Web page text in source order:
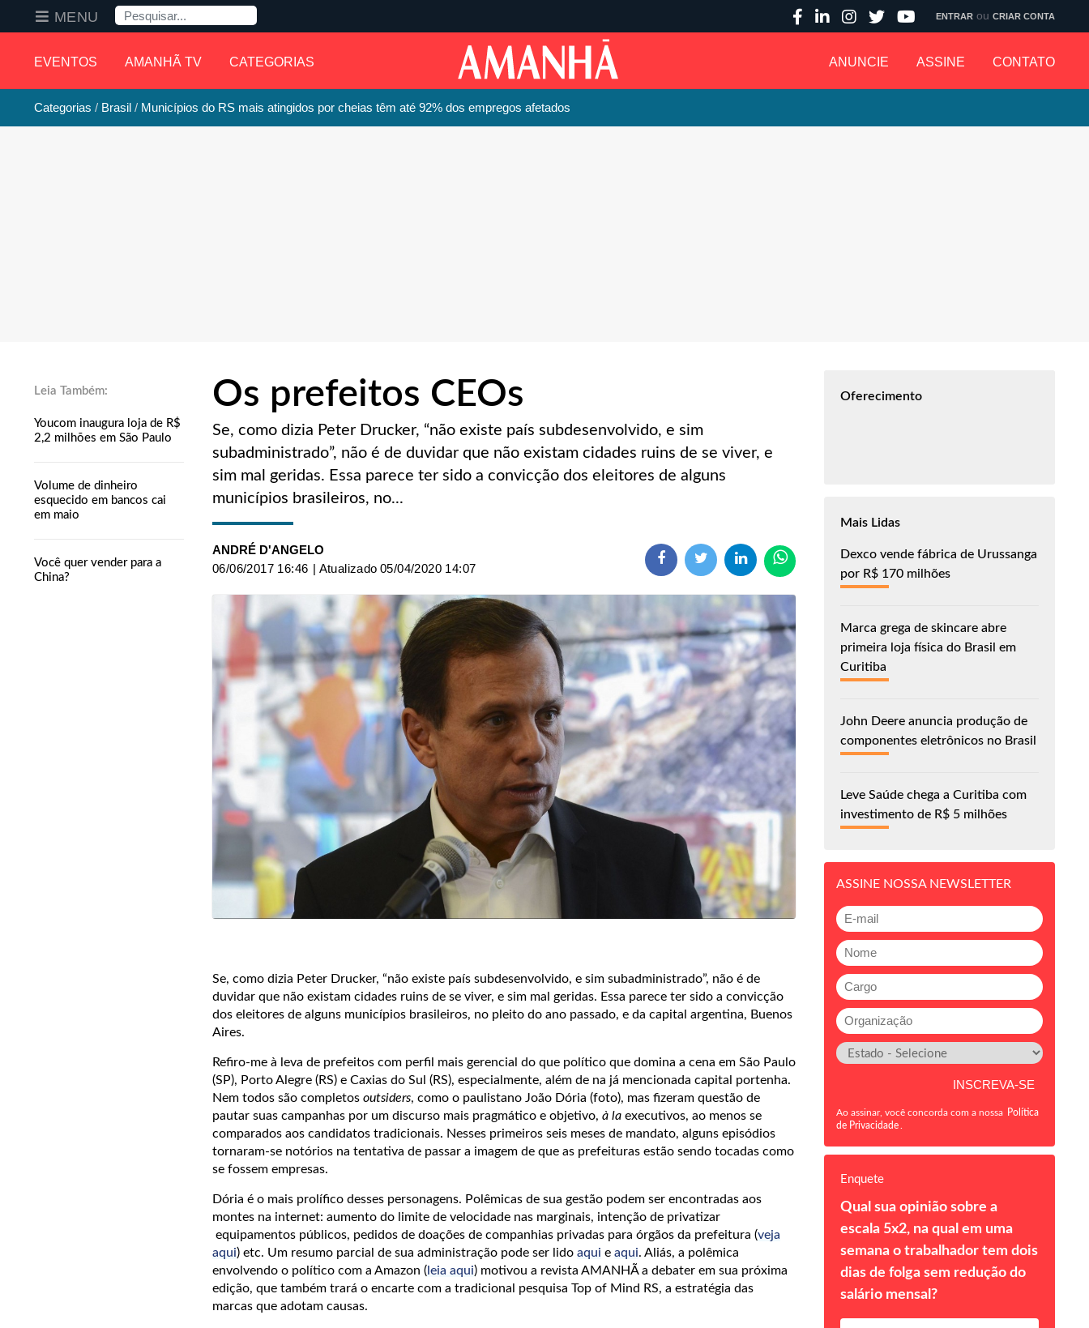
EVENTOS AMANHÃ TV CATEGORIAS ANUNCIE ASSINE CONTATO
MENU Pesquisa ENTRAR ou CRIAR CONTA
Categorias Brasil Municípios do RS mais atingidos por cheias têm até 92% dos empregos afetados
Youcom inaugura loja de R$
2,2 milhões em São Paulo
Volume de dinheiro
esquecido em bancos cai
em maio
Você quer vender para a
China?
Os prefeitos CEOs
Se, como dizia Peter Drucker, “não existe país subdesenvolvido, e sim
subadministrado”, não é de duvidar que não existam cidades ruins de se viver, e
sim mal geridas. Essa parece ter sido a convicção dos eleitores de alguns
municípios brasileiros, no...
ANDRÉ D'ANGELO
06/06/2017 16:46 | Atualizado 05/04/2020 14:07
Se, como dizia Peter Drucker, “não existe país subdesenvolvido, e sim subadministrado”, não é de
duvidar que não existam cidades ruins de se viver, e sim mal geridas. Essa parece ter sido a convicção
dos eleitores de alguns municípios brasileiros, no pleito do ano passado, e da capital argentina, Buenos
Aires.
Refiro-me à leva de prefeitos com perfil mais gerencial do que político que domina a cena em São Paulo
(SP), Porto Alegre (RS) e Caxias do Sul (RS), especialmente, além de na já mencionada capital portenha.
Nem todos são completos outsiders, como o paulistano João Dória (foto), mas fizeram questão de
pautar suas campanhas por um discurso mais pragmático e objetivo, à la executivos, ao menos se
comparados aos candidatos tradicionais. Nesses primeiros seis meses de mandato, alguns episódios
tornaram-se notórios na tentativa de passar a imagem de que as prefeituras estão sendo tocadas como
se fossem empresas.
Dória é o mais prolífico desses personagens. Polêmicas de sua gestão podem ser encontradas aos
montes na internet: aumento do limite de velocidade nas marginais, intenção de privatizar
equipamentos públicos, pedidos de doações de companhias privadas para órgãos da prefeitura (veja
aqui) etc. Um resumo parcial de sua administração pode ser lido aqui e aqui. Aliás, a polêmica
envolvendo o político com a Amazon (leia aqui) motivou a revista AMANHÃ a debater em sua próxima
edição, que também trará o encarte com a tradicional pesquisa Top of Mind RS, a estratégia das
marcas que adotam causas.
Oferecimento
Mais Lidas
Dexco vende fábrica de Urussanga
por R$ 170 milhões
Marca grega de skincare abre
primeira loja física do Brasil em
Curitiba
John Deere anuncia produção de
componentes eletrônicos no Brasil
Leve Saúde chega a Curitiba com
investimento de R$ 5 milhões
ASSINE NOSSA NEWSLETTER
Ao assinar, você concorda com a nossa Política
de Privacidade
Enquete
Qual sua opinião sobre a
escala 5x2, na qual em uma
semana o trabalhador tem dois
dias de folga sem redução do
salário mensal?